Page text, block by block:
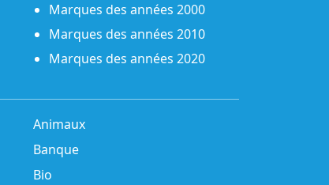
Marques des années 2000
Marques des années 2010
Marques des années 2020
Animaux
Banque
Bio